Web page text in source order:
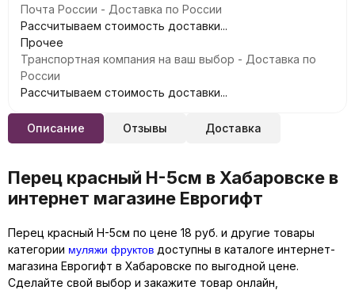
Почта России - Доставка по России
Рассчитываем стоимость доставки...
Прочее
Транспортная компания на ваш выбор - Доставка по
России
Рассчитываем стоимость доставки...
Описание Отзывы Доставка
Перец красный H-5см в Хабаровске в
интернет магазине Еврогифт
Перец красный H-5см по цене 18 руб. и другие товары
категории муляжи фруктов доступны в каталоге интернет-
магазина Еврогифт в Хабаровске по выгодной цене.
Сделайте свой выбор и закажите товар онлайн,